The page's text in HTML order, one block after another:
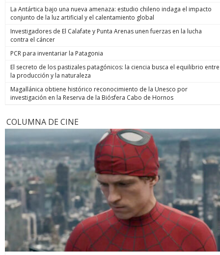
La Antártica bajo una nueva amenaza: estudio chileno indaga el impacto
conjunto de la luz artificial y el calentamiento global
Investigadores de El Calafate y Punta Arenas unen fuerzas en la lucha
contra el cáncer
PCR para inventariar la Patagonia
El secreto de los pastizales patagónicos: la ciencia busca el equilibrio entre
la producción y la naturaleza
Magallánica obtiene histórico reconocimiento de la Unesco por
investigación en la Reserva de la Biósfera Cabo de Hornos
COLUMNA DE CINE